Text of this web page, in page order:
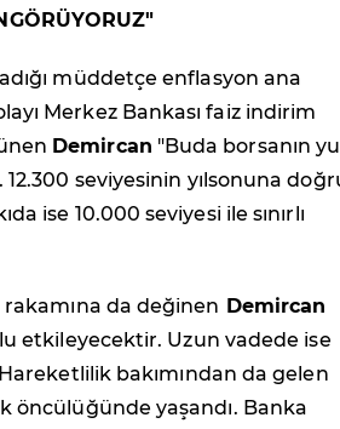
müddetçe enflasyon ana
Merkez Bankası faiz indirim
Demircan "Buda borsanın
seviyesinin yılsonuna
ise 10.000 seviyesi ile sınırlı
da değinen Demircan
etkileyecektir. Uzun vadede ise
bakımından da gelen
öncülüğünde yaşandı. Banka